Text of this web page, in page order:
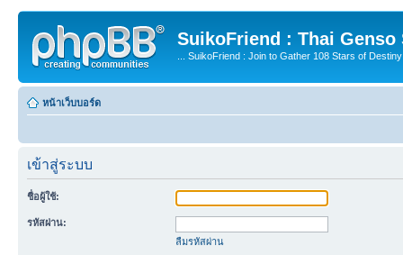
SuikoFriend : Thai Genso
... SuikoFriend : Join to Gather 108 Stars of
หน้าเว็บบอร์ด
เข้าสู่ระบบ
ชื่อผู้ใช้:
รหัสผ่าน:
ลืมรหัสผ่าน